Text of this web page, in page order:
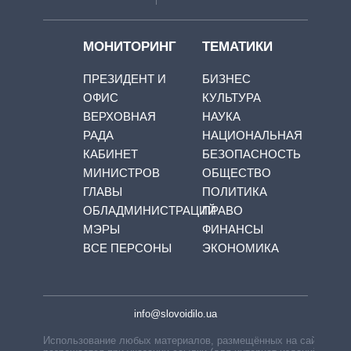
МОНИТОРИНГ
ПРЕЗИДЕНТ И
ОФИС
ВЕРХОВНАЯ
РАДА
КАБИНЕТ
МИНИСТРОВ
ГЛАВЫ
ОБЛАДМИНИСТРАЦИЙ
МЭРЫ
ВСЕ ПЕРСОНЫ
ТЕМАТИКИ
БИЗНЕС
КУЛЬТУРА
НАУКА
НАЦИОНАЛЬНАЯ
БЕЗОПАСНОСТЬ
ОБЩЕСТВО
ПОЛИТИКА
ПРАВО
ФИНАНСЫ
ЭКОНОМИКА
info@slovoidilo.ua
Использование любых материалов, размещённых на сайте,